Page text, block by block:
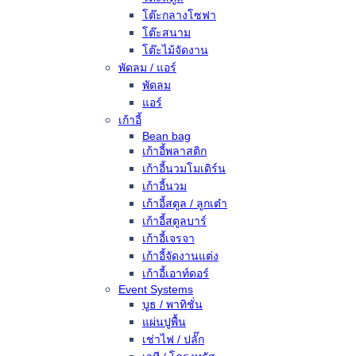
โต๊ะกลางโซฟา
โต๊ะสนาม
โต๊ะไม้จัดงาน
พัดลม / แอร์
พัดลม
แอร์
เก้าอี้
Bean bag
เก้าอี้พลาสติก
เก้าอี้นวมโมเดิร์น
เก้าอี้นวม
เก้าอี้สตูล / ลูกเต๋า
เก้าอี้สตูลบาร์
เก้าอี้เจรจา
เก้าอี้จัดงานแต่ง
เก้าอี้เอาท์ดอร์
Event Systems
บูธ / พาทิชั่น
แผ่นปูพื้น
เช่าไฟ / ปลั๊ก